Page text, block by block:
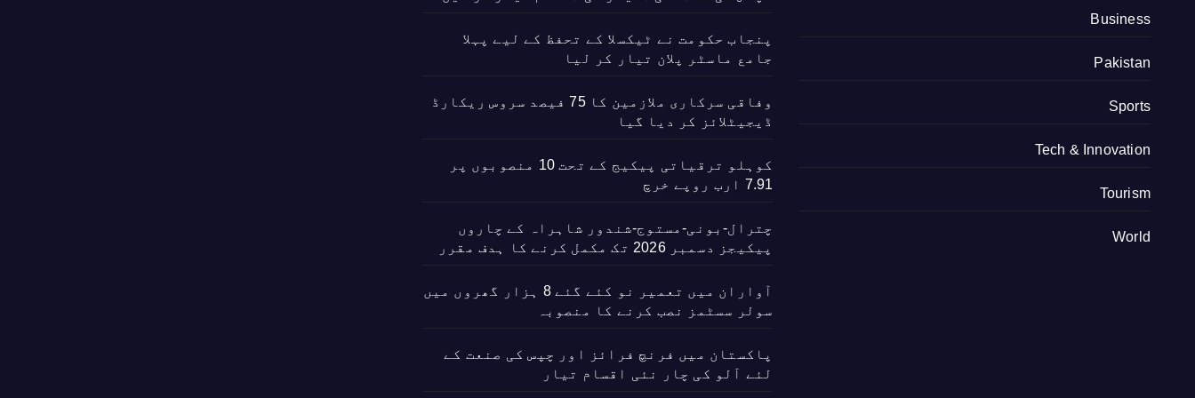
Business
Pakistan
Sports
Tech & Innovation
Tourism
World
پنجاب حکومت نے ٹیکسلا کے تحفظ کے لیے پہلا
جامع ماسٹر پلان تیار کر لیا
وفاقی سرکاری ملازمین کا 75 فیصد سروس ریکارڈ
ڈیجیٹلائز کر دیا گیا
کوہلو ترقیاتی پیکیج کے تحت 10 منصوبوں پر
7.91 ارب روپے خرچ
چترال-بونی-مستوج-شندور شاہراہ کے چاروں
پیکیجز دسمبر 2026 تک مکمل کرنے کا ہدف مقرر
آواران میں تعمیر نو کئے گئے 8 ہزار گھروں میں
سولر سسٹمز نصب کرنے کا منصوبہ
پاکستان میں فرنچ فرائز اور چپس کی صنعت کے
لئے آلو کی چار نئی اقسام تیار